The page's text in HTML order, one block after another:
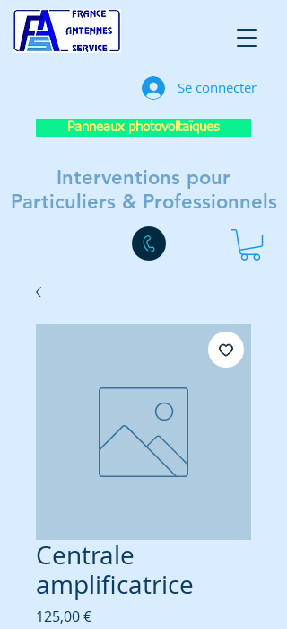
Se connecter
Panneaux photovoltaïques
Interventions pour
Particuliers & Professionnels
Centrale
amplificatrice
125,00 €Prix